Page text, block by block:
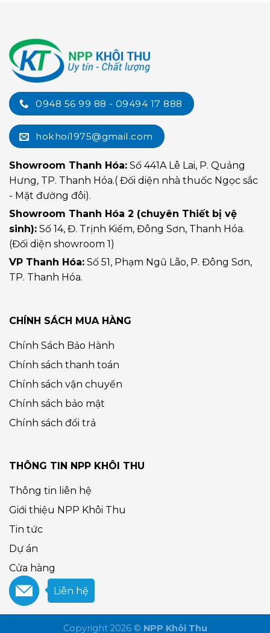
0948 56 99 88 - 09494 17 888
hokhoi1975@gmail.com
Showroom Thanh Hóa: Số 441A Lê Lai, P. Quảng
Hưng, TP. Thanh Hóa.( Đối diện nhà thuốc Ngọc sắc
- Mặt đường đôi).
Showroom Thanh Hóa 2 (chuyên Thiết bị vệ
sinh): Số 14, Đ. Trịnh Kiểm, Đông Sơn, Thanh Hóa.
(Đối diện showroom 1)
VP Thanh Hóa: Số 51, Phạm Ngũ Lão, P. Đông Sơn,
TP. Thanh Hóa.
CHÍNH SÁCH MUA HÀNG
Chính Sách Bảo Hành
Chính sách thanh toán
Chính sách vận chuyển
Chính sách bảo mật
Chính sách đổi trả
THÔNG TIN NPP KHÔI THU
Thông tin liên hệ
Giới thiệu NPP Khôi Thu
Tin tức
Dự án
Cửa hàng
Copyright 2026 © NPP Khôi Thu
Liên hệ